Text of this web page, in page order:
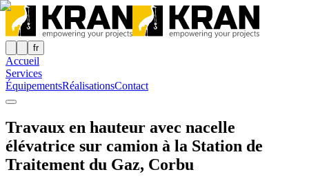
fr
Accueil
Services
ÉquipementsRéalisationsContact
Travaux en hauteur avec nacelle
élévatrice sur camion à la Station de
Traitement du Gaz, Corbu